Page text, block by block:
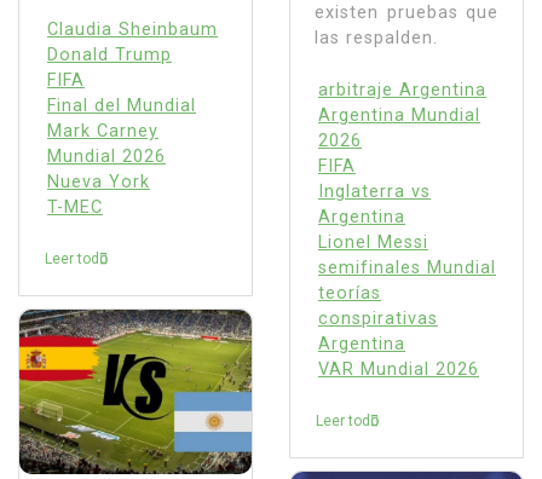
Claudia Sheinbaum
Donald Trump
FIFA
Final del Mundial
Mark Carney
Mundial 2026
Nueva York
T-MEC
Leer todo
existen pruebas que
las respalden.
arbitraje Argentina
Argentina Mundial
2026
FIFA
Inglaterra vs
Argentina
Lionel Messi
semifinales Mundial
teorías
conspirativas
Argentina
VAR Mundial 2026
Leer todo